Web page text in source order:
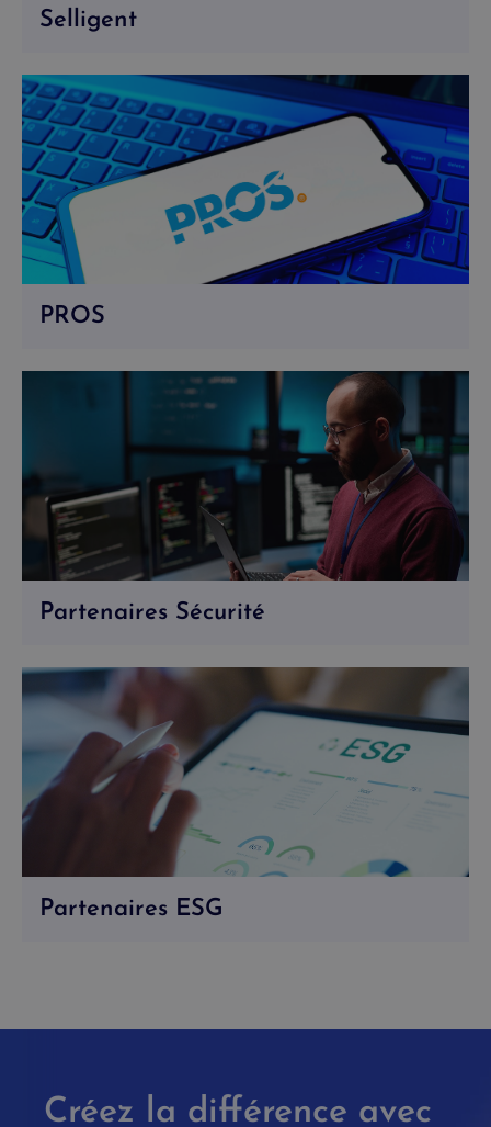
Selligent
PROS
Partenaires Sécurité
Partenaires ESG
Créez la différence avec